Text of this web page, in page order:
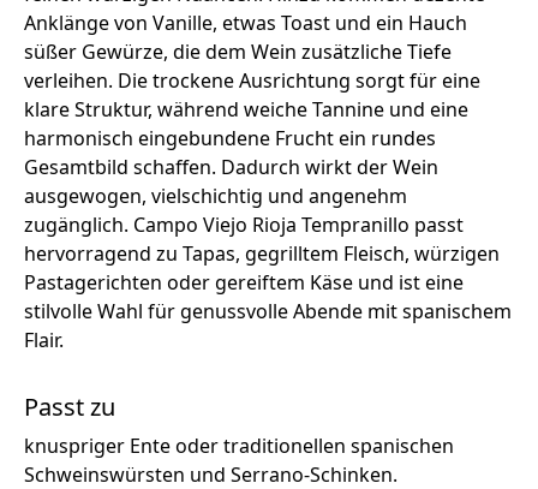
Anklänge von Vanille, etwas Toast und ein Hauch
süßer Gewürze, die dem Wein zusätzliche Tiefe
verleihen. Die trockene Ausrichtung sorgt für eine
klare Struktur, während weiche Tannine und eine
harmonisch eingebundene Frucht ein rundes
Gesamtbild schaffen. Dadurch wirkt der Wein
ausgewogen, vielschichtig und angenehm
zugänglich. Campo Viejo Rioja Tempranillo passt
hervorragend zu Tapas, gegrilltem Fleisch, würzigen
Pastagerichten oder gereiftem Käse und ist eine
stilvolle Wahl für genussvolle Abende mit spanischem
Flair.
Passt zu
knuspriger Ente oder traditionellen spanischen
Schweinswürsten und Serrano-Schinken.